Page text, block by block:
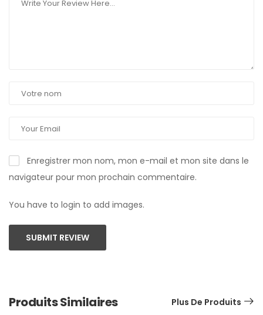
Enregistrer mon nom, mon e-mail et mon site dans le
navigateur pour mon prochain commentaire.
You have to login to add images.
SUBMIT REVIEW
Produits Similaires Plus De Produits